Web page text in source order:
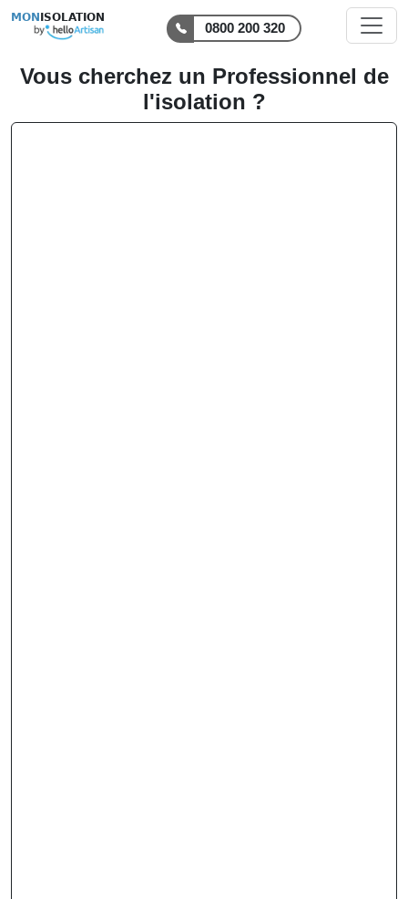
MON ISOLATION
0800 200 320
Vous cherchez un Professionnel de
l'isolation ?